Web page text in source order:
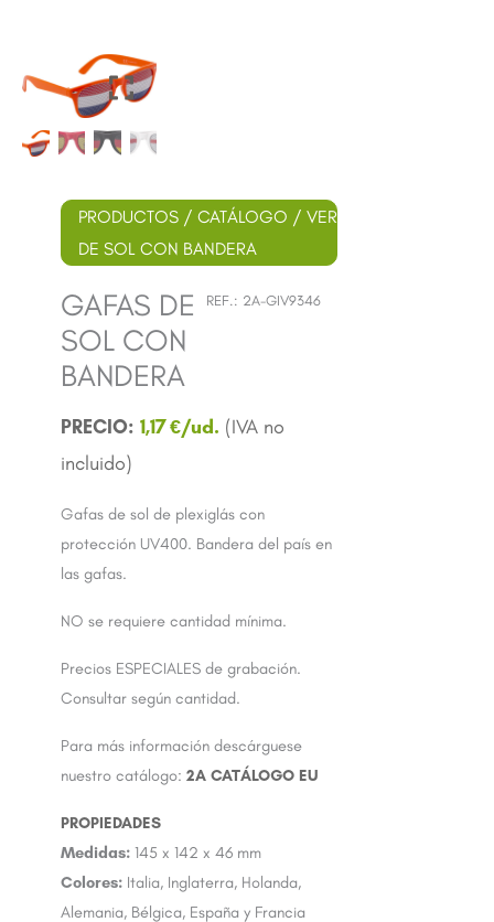
PRODUCTOS / CATÁLOGO / VERANO
DE SOL CON BANDERA
REF.: 2A-GIV9346
GAFAS DE
SOL CON
BANDERA
1,17€
Gafas de sol de plexiglás con
protección UV400. Bandera del país en
las gafas.
NO se requiere cantidad mínima.
Precios ESPECIALES de grabación.
Consultar según cantidad.
Para más información descárguese
nuestro catálogo: 2A CATÁLOGO EU
Medidas: 145 x 142 x 46 mm
Colores: Italia, Inglaterra, Holanda,
Alemania, Bélgica, España y Francia